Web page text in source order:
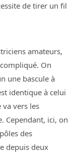
de tirer un fil
amateurs,
compliqué. On
une bascule à
identique à celui
vers les
Cependant, ici, on
des
depuis deux